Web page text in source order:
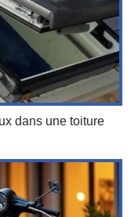
dans une toiture